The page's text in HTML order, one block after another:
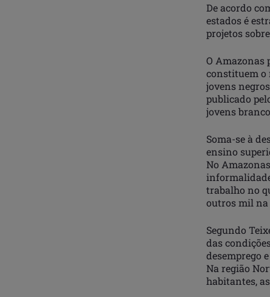
De acordo
estados é
projetos
O Amazonas
constituem o
jovens
publicado
jovens
Soma-se à
ensino
No
trabalho no
outros mil na
Segundo
das
desemprego
Na região
habitantes,